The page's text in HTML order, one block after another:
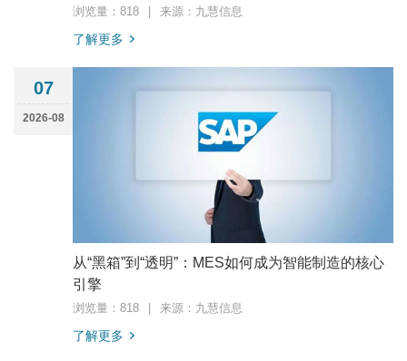
浏览量：818 来源：九慧信息
了解更多
07
2026-08
从“黑箱”到“透明”：MES如何成为智能制造的核心
引擎
浏览量：818 来源：九慧信息
了解更多